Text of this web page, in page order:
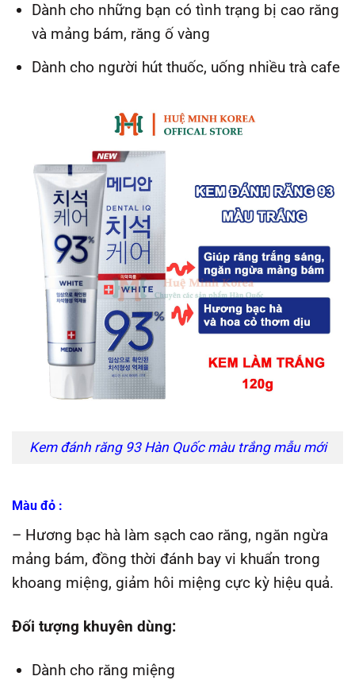
Dành cho những bạn có tình trạng bị cao răng
và mảng bám, răng ố vàng
Dành cho người hút thuốc, uống nhiều trà cafe
Kem đánh răng 93 Hàn Quốc màu trắng mẫu mới
Màu đỏ :
– Hương bạc hà làm sạch cao răng, ngăn ngừa
mảng bám, đồng thời đánh bay vi khuẩn trong
khoang miệng, giảm hôi miệng cực kỳ hiệu quả.
Đối tượng khuyên dùng:
Dành cho răng miệng